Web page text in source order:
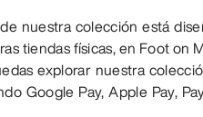
nuestra colección está
tiendas físicas, en Foot on
explorar nuestra
Google Pay, Apple Pay,